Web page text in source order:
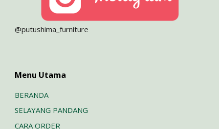
@putushima_furniture
Menu Utama
BERANDA
SELAYANG PANDANG
CARA ORDER